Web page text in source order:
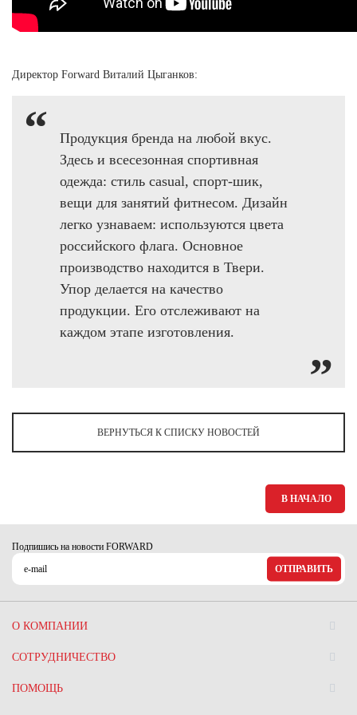
Ханты-Мансийский автономный округ (3)
Челябинская область (2)
Ярославская область (1)
Директор Forward Виталий Цыганков:
Продукция бренда на любой вкус.
Здесь и всесезонная спортивная
одежда: стиль casual, спорт-шик,
вещи для занятий фитнесом. Дизайн
легко узнаваем: используются цвета
российского флага. Основное
производство находится в Твери.
Упор делается на качество
продукции. Его отслеживают на
каждом этапе изготовления.
ВЕРНУТЬСЯ К СПИСКУ НОВОСТЕЙ
В НАЧАЛО
Подпишись на новости FORWARD
ОТПРАВИТЬ
О КОМПАНИИ
СОТРУДНИЧЕСТВО
ПОМОЩЬ